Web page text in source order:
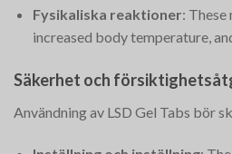
Fysikaliska reaktioner:
increased body temperature,
Säkerhet och
Användning av LSD Gel Tabs bör